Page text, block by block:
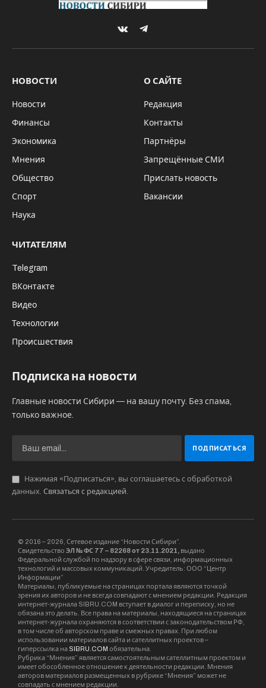
VKontakteTelegram
НОВОСТИ
Новости
Финансы
Экономика
Мнения
Общество
Спорт
Наука
О САЙТЕ
Редакция
Контакты
Партнёры
Запрещённые СМИ
Прислать новость
Вакансии
ЧИТАТЕЛЯМ
Telegram
ВКонтакте
Видео
Технологии
Происшествия
Подписка на новости
Главные новости Сибири — на вашу почту. Без спама,
только важное.
Нажимая «Подписаться», вы соглашаетесь с обработкой
данных. Связаться с редакцией.
© 2016 – 2026, Сетевое издание “Новости Сибири”.
Свидетельство ЭЛ № ФС 77 – 82268 от 23.11.2021, выдано
Федеральной службой по надзору в сфере связи, информационных
технологий и массовых коммуникаций. Учредитель: ООО “Центр
Информации”
Материалы, публикуемые на страницах портала являются точкой
зрения их авторов и не всегда совпадают с мнением редакции. Редакция
интернет-журнала SIBRU.COM вступает в диалог и переписку, но не
обязана это делать. Все права на материалы, находящиеся на страницах
интернет-журнала охраняются в соответствии с законодательством РФ,
в том числе об авторском праве и смежных правах. При любом
использовании материалов сайта и сателлитных проектов –
гиперссылка на SIBRU.COM обязательна.
Рубрика “Мнения” является самостоятельным сателлитным проектом и
имеет обособленное отношение к деятельности редакции. Мнения
авторов материалов размещенных в рубрике “Мнения” может не
совпадать с мнением редакции.